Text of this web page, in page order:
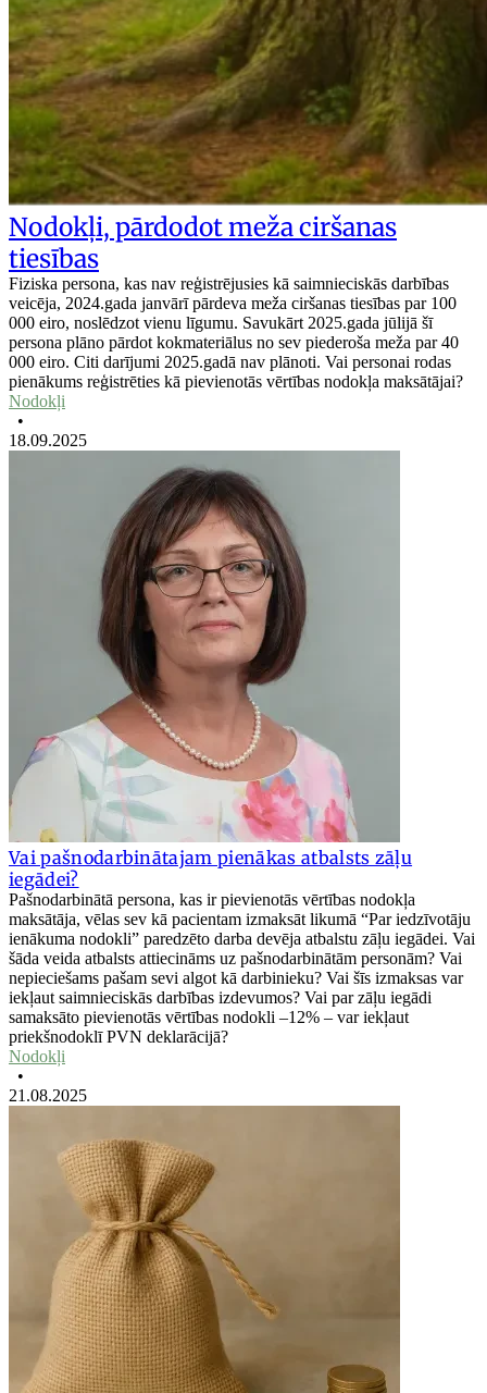
Nodokļi, pārdodot meža ciršanas
tiesības
Fiziska persona, kas nav reģistrējusies kā saimnieciskās darbības
veicēja, 2024.gada janvārī pārdeva meža ciršanas tiesības par 100
000 eiro, noslēdzot vienu līgumu. Savukārt 2025.gada jūlijā šī
persona plāno pārdot kokmateriālus no sev piederoša meža par 40
000 eiro. Citi darījumi 2025.gadā nav plānoti. Vai personai rodas
pienākums reģistrēties kā pievienotās vērtības nodokļa maksātājai?
Nodokļi
•
18.09.2025
Vai pašnodarbinātajam pienākas atbalsts zāļu
iegādei?
Pašnodarbinātā persona, kas ir pievienotās vērtības nodokļa
maksātāja, vēlas sev kā pacientam izmaksāt likumā “Par iedzīvotāju
ienākuma nodokli” paredzēto darba devēja atbalstu zāļu iegādei. Vai
šāda veida atbalsts attiecināms uz pašnodarbinātām personām? Vai
nepieciešams pašam sevi algot kā darbinieku? Vai šīs izmaksas var
iekļaut saimnieciskās darbības izdevumos? Vai par zāļu iegādi
samaksāto pievienotās vērtības nodokli –12% – var iekļaut
priekšnodoklī PVN deklarācijā?
Nodokļi
•
21.08.2025